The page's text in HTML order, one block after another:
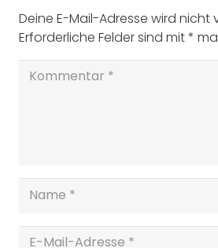
Deine E-Mail-Adresse wird nicht
Erforderliche Felder sind mit*